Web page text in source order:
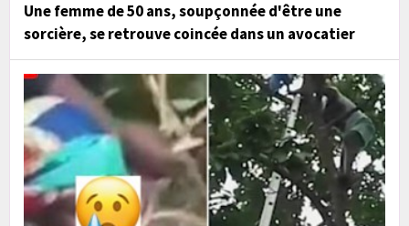
Une femme de 50 ans, soupçonnée d'être une
sorcière, se retrouve coincée dans un avocatier